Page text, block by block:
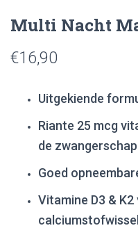
Multi Nacht
€16,90
Uitgekiende
Riante 25 mcg
de zwangerschap
Goed
Vitamine D3 &